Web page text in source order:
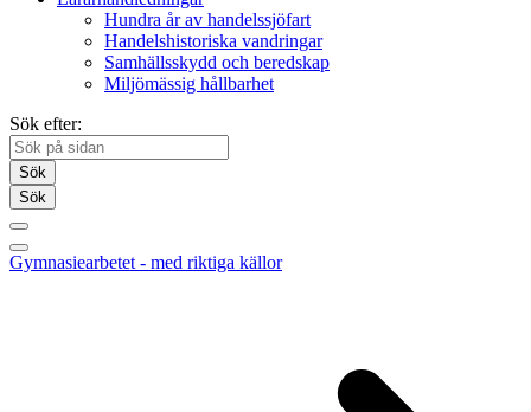
Hundra år av handelssjöfart
Handelshistoriska vandringar
Samhällsskydd och beredskap
Miljömässig hållbarhet
Sök efter:
Sök
Sök
Gymnasiearbetet - med riktiga källor